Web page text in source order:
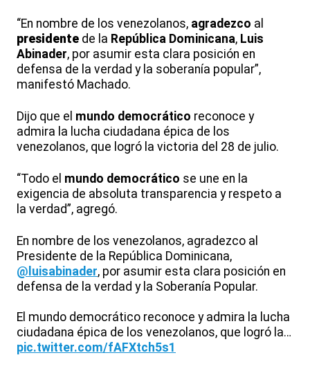
“En nombre de los venezolanos, agradezco al
presidente de la República Dominicana, Luis
Abinader, por asumir esta clara posición en
defensa de la verdad y la soberanía popular”,
manifestó Machado.
Dijo que el mundo democrático reconoce y
admira la lucha ciudadana épica de los
venezolanos, que logró la victoria del 28 de julio.
“Todo el mundo democrático se une en la
exigencia de absoluta transparencia y respeto a
la verdad”, agregó.
En nombre de los venezolanos, agradezco al
Presidente de la República Dominicana,
@luisabinader, por asumir esta clara posición en
defensa de la verdad y la Soberanía Popular.
El mundo democrático reconoce y admira la lucha
ciudadana épica de los venezolanos, que logró la…
pic.twitter.com/fAFXtch5s1